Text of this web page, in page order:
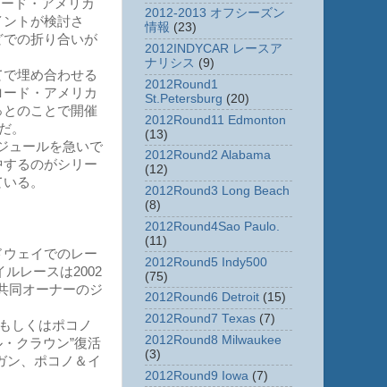
ド・アメリカ
トが検討さ
の折り合いが
埋め合わせる
ド・アメリカ
のことで開催
。
ュールを急いで
るのがシリー
る。
ェイでのレー
ルレースは2002
同オーナーのジ
しくはポコノ
クラウン”復活
、ポコノ＆イ
2012-2013 オフシーズン
情報 (23)
2012INDYCAR レースア
ナリシス (9)
2012Round1
St.Petersburg (20)
2012Round11 Edmonton
(13)
2012Round2 Alabama
(12)
2012Round3 Long Beach
(8)
2012Round4Sao Paulo.
(11)
2012Round5 Indy500
(75)
2012Round6 Detroit (15)
2012Round7 Texas (7)
2012Round8 Milwaukee
(3)
2012Round9 Iowa (7)